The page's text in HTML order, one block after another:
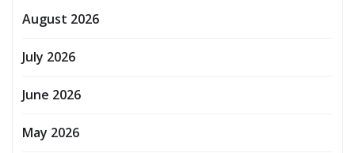
August 2026
July 2026
June 2026
May 2026